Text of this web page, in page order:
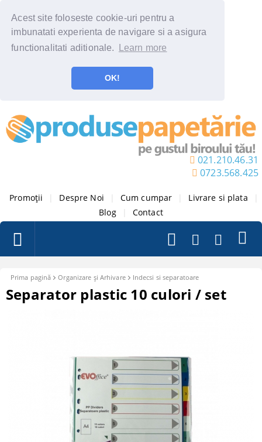
Acest site foloseste cookie-uri pentru a
imbunatati experienta de navigare si a asigura
functionalitati aditionale.
Learn more
OK!
021.210.46.31
0723.568.425
Promoții Despre Noi Cum cumpar Livrare si plata
Blog
Contact
Prima pagină Organizare şi Arhivare Indecsi si separatoare
Separator plastic 10 culori / set